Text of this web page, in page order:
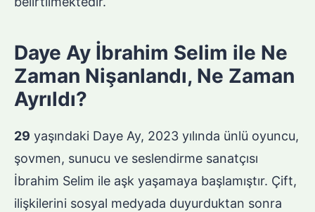
Daye Ay İbrahim Selim ile Ne
Zaman Nişanlandı, Ne Zaman
Ayrıldı?
29 yaşındaki Daye Ay, 2023 yılında ünlü oyuncu,
şovmen, sunucu ve seslendirme sanatçısı
İbrahim Selim ile aşk yaşamaya başlamıştır. Çift,
ilişkilerini sosyal medyada duyurduktan sonra